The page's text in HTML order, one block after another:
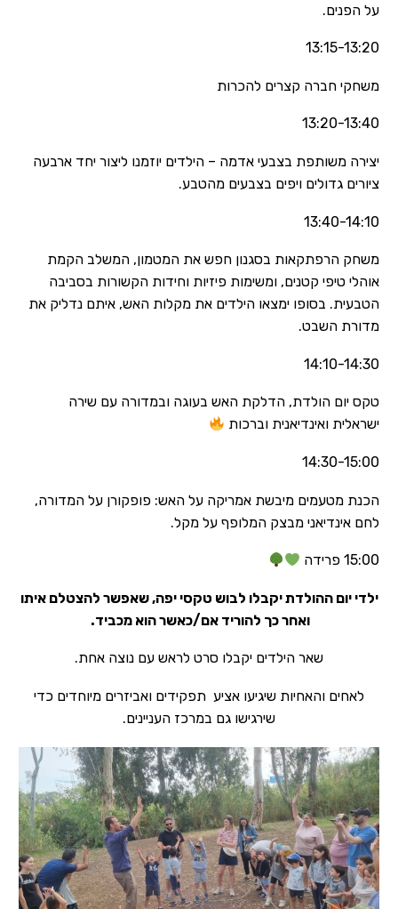
על הפנים.
13:15-13:20
משחקי חברה קצרים להכרות
13:20-13:40
יצירה משותפת בצבעי אדמה – הילדים יוזמנו ליצור יחד ארבעה
ציורים גדולים ויפים בצבעים מהטבע.
13:40-14:10
משחק הרפתקאות בסגנון חפש את המטמון, המשלב הקמת
אוהלי טיפי קטנים, ומשימות פיזיות וחידות הקשורות בסביבה
הטבעית. בסופו ימצאו הילדים את מקלות האש, איתם נדליק את
מדורת השבט.
14:10-14:30
טקס יום הולדת, הדלקת האש בעוגה ובמדורה עם שירה
ישראלית ואינדיאנית וברכות
14:30-15:00
הכנת מטעמים מיבשת אמריקה על האש: פופקורן על המדורה,
לחם אינדיאני מבצק המלופף על מקל.
15:00 פרידה
ילדי יום ההולדת יקבלו לבוש טקסי יפה, שאפשר להצטלם איתו
ואחר כך להוריד אם/כאשר הוא מכביד.
שאר הילדים יקבלו סרט לראש עם נוצה אחת.
לאחים והאחיות שיגיעו אציע תפקידים ואביזרים מיוחדים כדי
שירגישו גם במרכז העניינים.